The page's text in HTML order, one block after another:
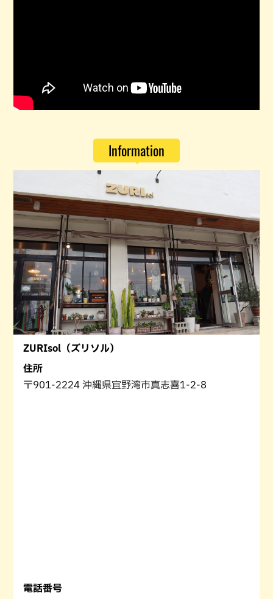
Information
ZURIsol（ズリソル）
住所
〒901-2224 沖縄県宜野湾市真志喜1-2-8
電話番号